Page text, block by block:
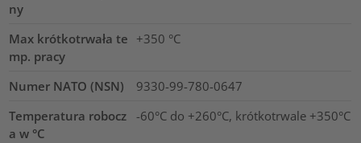
ny
Max krótkotrwała te
mp. pracy
+350 °C
Numer NATO (NSN)
9330-99-780-0647
Temperatura robocz
a w °C
-60°C do +260°C, krótkotrwale +350°C